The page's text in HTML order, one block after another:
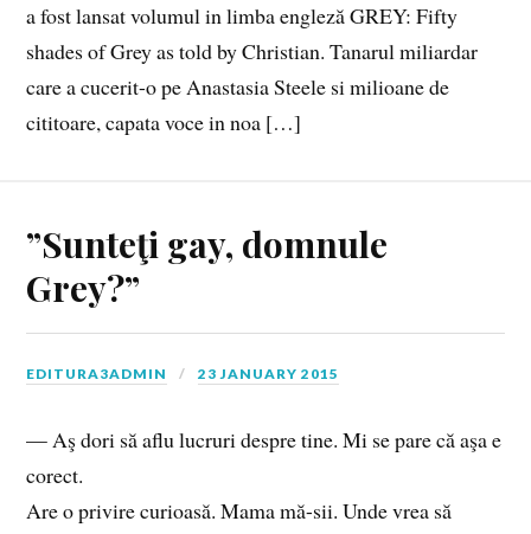
a fost lansat volumul in limba engleză GREY: Fifty
shades of Grey as told by Christian. Tanarul miliardar
care a cucerit-o pe Anastasia Steele si milioane de
cititoare, capata voce in noa […]
”Sunteţi gay, domnule
Grey?”
EDITURA3ADMIN 23 JANUARY 2015
— Aş dori să aflu lucruri despre tine. Mi se pare că aşa e
corect.
Are o privire curioasă. Mama mă-sii. Unde vrea să